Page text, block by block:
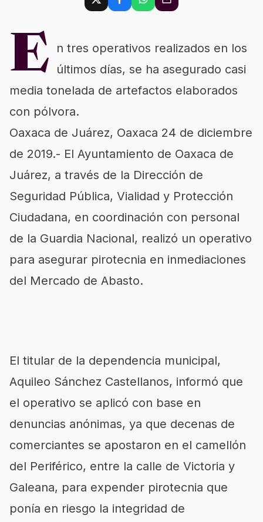
E
n tres operativos realizados en los
últimos días, se ha asegurado casi
media tonelada de artefactos elaborados
con pólvora.
Oaxaca de Juárez, Oaxaca 24 de diciembre
de 2019.- El Ayuntamiento de Oaxaca de
Juárez, a través de la Dirección de
Seguridad Pública, Vialidad y Protección
Ciudadana, en coordinación con personal
de la Guardia Nacional, realizó un operativo
para asegurar pirotecnia en inmediaciones
del Mercado de Abasto.
El titular de la dependencia municipal,
Aquileo Sánchez Castellanos, informó que
el operativo se aplicó con base en
denuncias anónimas, ya que decenas de
comerciantes se apostaron en el camellón
del Periférico, entre la calle de Victoria y
Galeana, para expender pirotecnia que
ponía en riesgo la integridad de